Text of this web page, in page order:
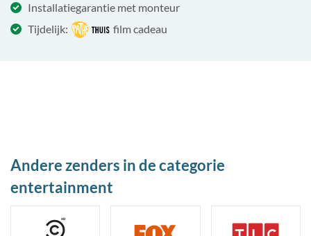
Installatiegarantie met monteur
Tijdelijk:
film cadeau
Andere zenders in de categorie
entertainment